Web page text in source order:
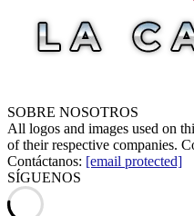
SOBRE NOSOTROS
All logos and images used on
of their respective companies.
Contáctanos: [email protected]
SÍGUENOS